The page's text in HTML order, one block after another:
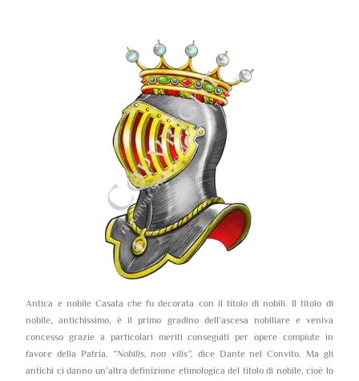
Antica e nobile Casata che fu decorata con il titolo di nobili. Il titolo di
nobile, antichissimo, è il primo gradino dell’ascesa nobiliare e veniva
concesso grazie a particolari meriti conseguiti per opere compiute in
favore della Patria. “Nobilis, non vilis”, dice Dante nel Convito. Ma gli
antichi ci danno un’altra definizione etimologica del titolo di nobile, cioè lo